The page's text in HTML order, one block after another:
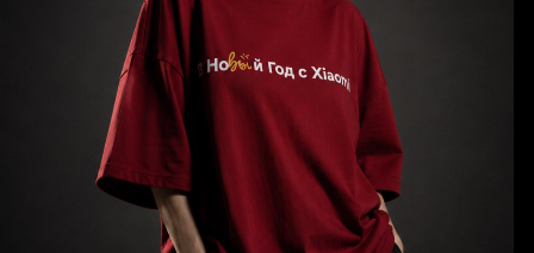
сотрудников вместе с
ежедневниками, бутылками для
воды, худи, шоперами и другими
брендированными подарками.
Такой подход помогает усилить
HR-бренд компании и сделать
процесс адаптации новых
специалистов более комфортным.
Ещё одно преимущество